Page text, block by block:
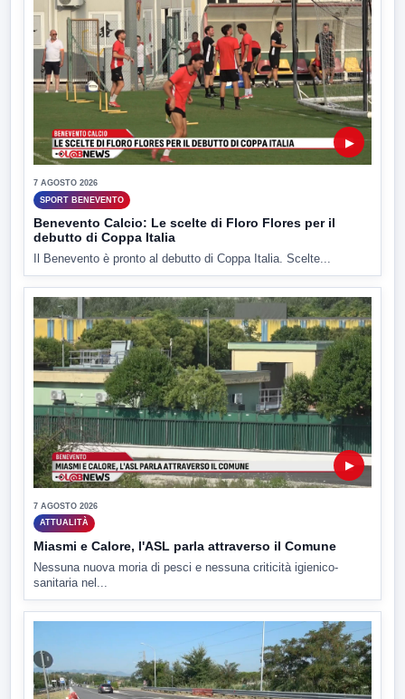
▶
7 AGOSTO 2026
SPORT BENEVENTO
Benevento Calcio: Le scelte di Floro Flores per il
debutto di Coppa Italia
Il Benevento è pronto al debutto di Coppa Italia. Scelte...
▶
7 AGOSTO 2026
ATTUALITÀ
Miasmi e Calore, l'ASL parla attraverso il Comune
Nessuna nuova moria di pesci e nessuna criticità igienico-
sanitaria nel...